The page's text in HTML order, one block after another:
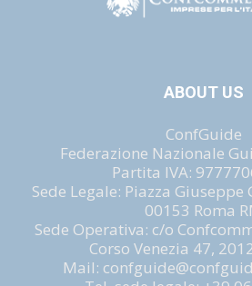
ABOUT US
ConfGuide
Federazione Nazionale
Partita IVA:
Sede Legale: Piazza
00153 Roma
Sede Operativa: c/o
Corso Venezia 47,
Mail: